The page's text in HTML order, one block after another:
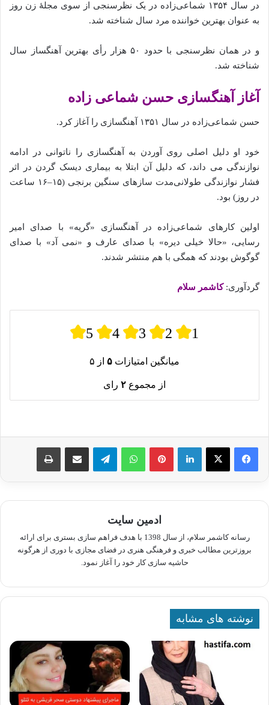
در سال ۱۳۵۴ شماعی‌زاده در یک نظرسنجی از سوی مجلهٔ زن روز
به عنوان بهترین خواننده مرد سال شناخته شد.
و در همان نظرسنجی با حدود ۵۰ هزار رأی بهترین آهنگساز سال
شناخته شد.
آغاز آهنگسازی حسن شماعی‌ زاده‌
حسن شماعی‌زاده در سال ۱۳۵۱ آهنگسازی را آغاز کرد.
خود او دلیل اصلی روی آوردن‌ به آهنگسازی را ناتوانی در ادامه
نوازندگی می‌ داند، که دلیل آن ابتلا به بیماری دیسک گردن در اثر
فشار نوازندگی طولانی‌مدت سازهای سنگین برنجی (۱۵–۱۶ ساعت
در روز) بود.
اولین کارهای شماعی‌زاده در آهنگسازی «گریه» با صدای امیر
رسایی، «حالا خیلی دیره» با صدای عارف و «نمی‌ آد» با صدای
گوگوش بودند که همگی با هم منتشر شدند.
گردآوری:کاشمر سلام
5 4 3 2 1
میانگین امتیازات ۵ از ۵
از مجموع ۲ رای
لینکدین پینترستواتس آپ تلگرام اشتراک گذاری از طریق ایمیل چاپ
ادمین سایت
رسانه کاشمر سلام، از سال 1398 با هدف فراهم سازی بستری برای ارائه
بروزترین مطالب خبری و فرهنگی هنری در فضای مجازی با دوری از هرگونه
حاشیه سازی کار خود را آغاز نمود.
نوشته های مشابه